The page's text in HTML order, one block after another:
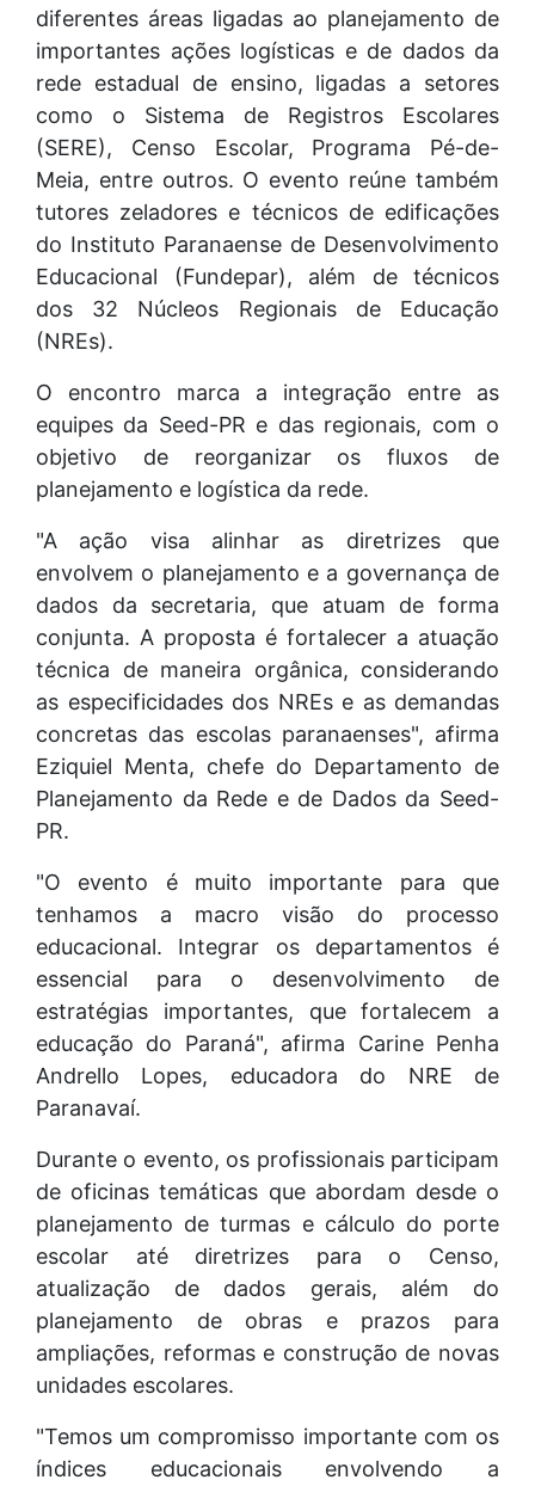
diferentes áreas ligadas ao planejamento de
importantes ações logísticas e de dados da
rede estadual de ensino, ligadas a setores
como o Sistema de Registros Escolares
(SERE), Censo Escolar, Programa Pé-de-
Meia, entre outros. O evento reúne também
tutores zeladores e técnicos de edificações
do Instituto Paranaense de Desenvolvimento
Educacional (Fundepar), além de técnicos
dos 32 Núcleos Regionais de Educação
(NREs).
O encontro marca a integração entre as
equipes da Seed-PR e das regionais, com o
objetivo de reorganizar os fluxos de
planejamento e logística da rede.
"A ação visa alinhar as diretrizes que
envolvem o planejamento e a governança de
dados da secretaria, que atuam de forma
conjunta. A proposta é fortalecer a atuação
técnica de maneira orgânica, considerando
as especificidades dos NREs e as demandas
concretas das escolas paranaenses", afirma
Eziquiel Menta, chefe do Departamento de
Planejamento da Rede e de Dados da Seed-
PR.
"O evento é muito importante para que
tenhamos a macro visão do processo
educacional. Integrar os departamentos é
essencial para o desenvolvimento de
estratégias importantes, que fortalecem a
educação do Paraná", afirma Carine Penha
Andrello Lopes, educadora do NRE de
Paranavaí.
Durante o evento, os profissionais participam
de oficinas temáticas que abordam desde o
planejamento de turmas e cálculo do porte
escolar até diretrizes para o Censo,
atualização de dados gerais, além do
planejamento de obras e prazos para
ampliações, reformas e construção de novas
unidades escolares.
"Temos um compromisso importante com os
índices educacionais envolvendo a